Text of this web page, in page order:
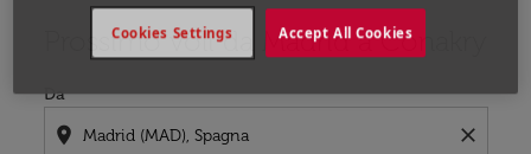
Prossimo voli da Madrid a Conakry
Da
location_on close
Prova ad aggiornare il tuo percorso (origine e/o
Accept All Cookies
Cookies Settings